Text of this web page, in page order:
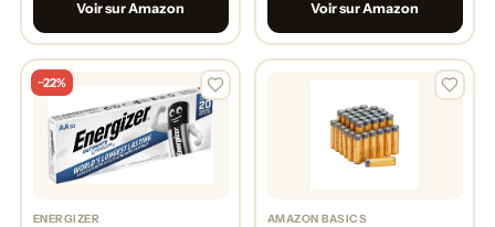
Voir sur Amazon Voir sur Amazon
−22%
ENERGIZER AMAZON BASICS